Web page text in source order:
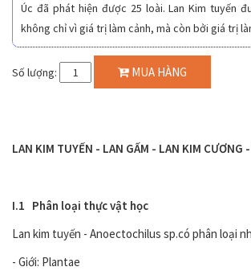
Úc đã phát hiện được 25 loài. Lan Kim tuyến
không chỉ vì giá trị làm cảnh, mà còn bởi giá trị
Số lượng: MUA HÀNG
LAN KIM TUYẾN - LAN GẤM - LAN KIM CƯƠNG
I.1 Phân loại thực vật học
Lan kim tuyến - Anoectochilus sp.có phân loại
- Giới: Plantae